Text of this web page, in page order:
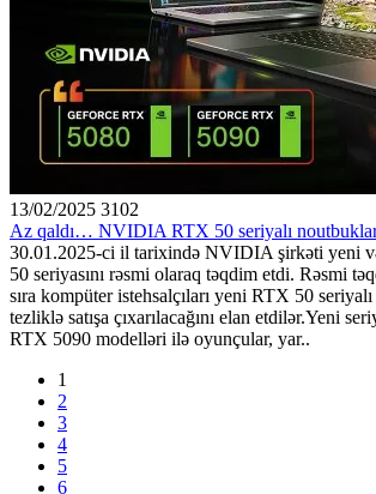
13/02/2025 3102
Az qaldı… NVIDIA RTX 50 seriyalı noutbuklar
30.01.2025-ci il tarixində NVIDIA şirkəti yeni
50 seriyasını rəsmi olaraq təqdim etdi. Rəsmi
sıra kompüter istehsalçıları yeni RTX 50
tezliklə satışa çıxarılacağını elan etdilər.Yeni
RTX 5090 modelləri ilə oyunçular, yar..
1
2
3
4
5
6